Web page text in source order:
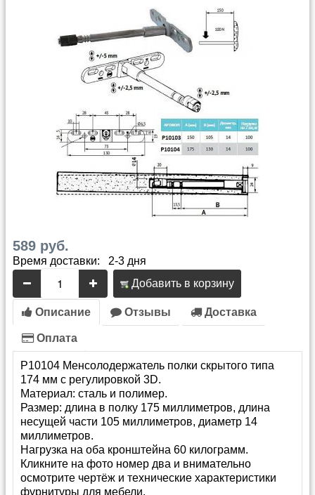
589 руб.
Время доставки: 2-3 дня
Добавить в корзину
Описание Отзывы Доставка
Оплата
P10104 Менсолодержатель полки скрытого типа
174 мм с регулировкой 3D.
Материал: сталь и полимер.
Размер: длина в полку 175 миллиметров, длина
несущей части 105 миллиметров, диаметр 14
миллиметров.
Нагрузка на оба кронштейна 60 килограмм.
Кликните на фото номер два и внимательно
осмотрите чертёж и технические характеристики
фурнитуры для мебели.